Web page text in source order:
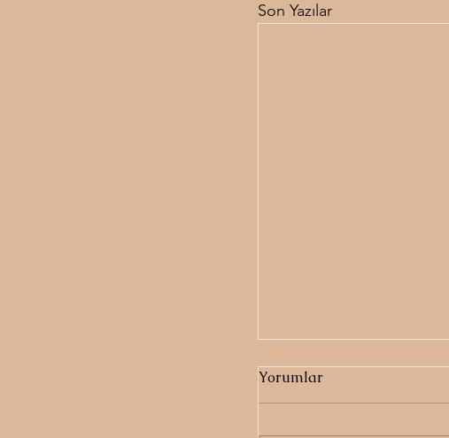
Son Yazılar
Yorumlar